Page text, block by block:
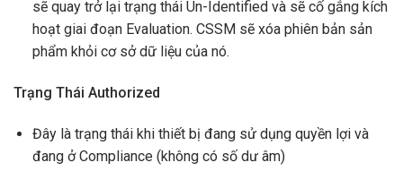
sẽ quay trở lại trạng thái Un-Identified và sẽ cố gắng kích
hoạt giai đoạn Evaluation. CSSM sẽ xóa phiên bản sản
phẩm khỏi cơ sở dữ liệu của nó.
Trạng Thái Authorized
Đây là trạng thái khi thiết bị đang sử dụng quyền lợi và
đang ở Compliance (không có số dư âm)